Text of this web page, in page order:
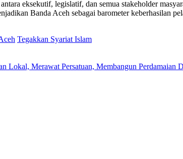
eksekutif, legislatif, dan semua stakeholder
Banda Aceh sebagai barometer keberhasilan
Tegakkan Syariat Islam
Lokal, Merawat Persatuan, Membangun Perdamaian